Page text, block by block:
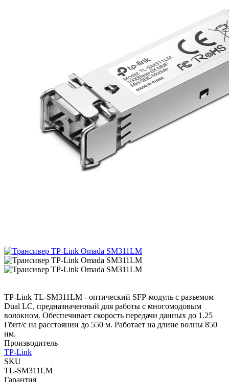
TP-Link TL-SM311LM - оптический SFP-модуль с разъемом
Dual LC, предназначенный для работы с многомодовым
волокном. Обеспечивает скорость передачи данных до 1.25
Гбит/с на расстоянии до 550 м. Работает на длине волны 850
нм.
Производитель
TP-Link
SKU
TL-SM311LM
Гарантия